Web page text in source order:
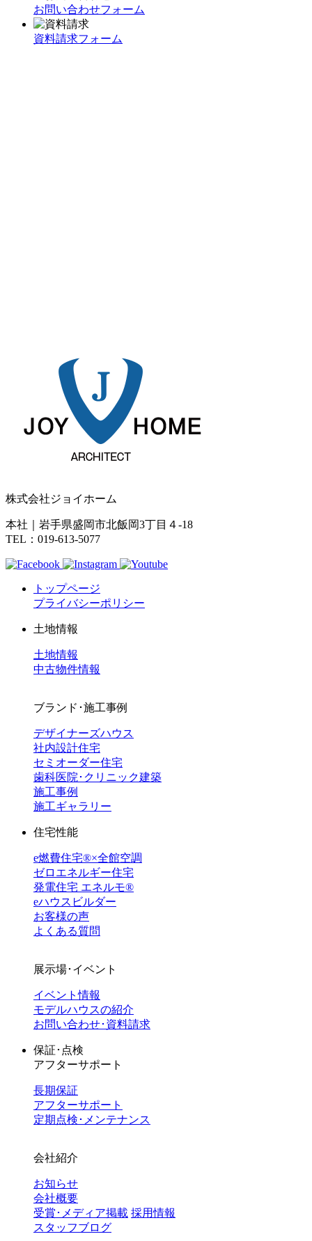
お問い合わせフォーム
資料請求フォーム
株式会社ジョイホーム
本社｜岩手県盛岡市北飯岡3丁目４-18
TEL：019-613-5077
トップページ
プライバシーポリシー
土地情報
土地情報
中古物件情報
ブランド･施工事例
デザイナーズハウス
社内設計住宅
セミオーダー住宅
歯科医院･クリニック建築
施工事例
施工ギャラリー
住宅性能
e燃費住宅®︎×全館空調
ゼロエネルギー住宅
発電住宅 エネルモ®
eハウスビルダー
お客様の声
よくある質問
展示場･イベント
イベント情報
モデルハウスの紹介
お問い合わせ･資料請求
保証･点検
アフターサポート
長期保証
アフターサポート
定期点検･メンテナンス
会社紹介
お知らせ
会社概要
受賞･メディア掲載 採用情報
スタッフブログ